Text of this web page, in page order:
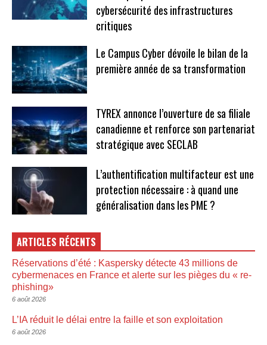
cybersécurité des infrastructures
critiques
Le Campus Cyber dévoile le bilan de la
première année de sa transformation
TYREX annonce l’ouverture de sa filiale
canadienne et renforce son partenariat
stratégique avec SECLAB
L’authentification multifacteur est une
protection nécessaire : à quand une
généralisation dans les PME ?
ARTICLES RÉCENTS
Réservations d’été : Kaspersky détecte 43 millions de
cybermenaces en France et alerte sur les pièges du « re-
phishing»
6 août 2026
L’IA réduit le délai entre la faille et son exploitation
6 août 2026